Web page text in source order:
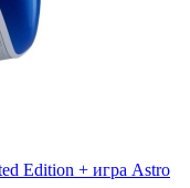
Edition + игра Astro